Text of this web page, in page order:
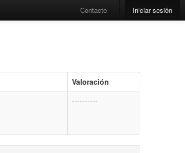
Contacto Iniciar sesión
Valoración
----------